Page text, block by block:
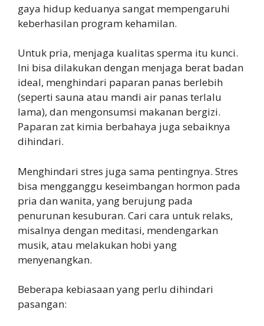
gaya hidup keduanya sangat mempengaruhi
keberhasilan program kehamilan.
Untuk pria, menjaga kualitas sperma itu kunci.
Ini bisa dilakukan dengan menjaga berat badan
ideal, menghindari paparan panas berlebih
(seperti sauna atau mandi air panas terlalu
lama), dan mengonsumsi makanan bergizi.
Paparan zat kimia berbahaya juga sebaiknya
dihindari.
Menghindari stres juga sama pentingnya. Stres
bisa mengganggu keseimbangan hormon pada
pria dan wanita, yang berujung pada
penurunan kesuburan. Cari cara untuk relaks,
misalnya dengan meditasi, mendengarkan
musik, atau melakukan hobi yang
menyenangkan.
Beberapa kebiasaan yang perlu dihindari
pasangan: